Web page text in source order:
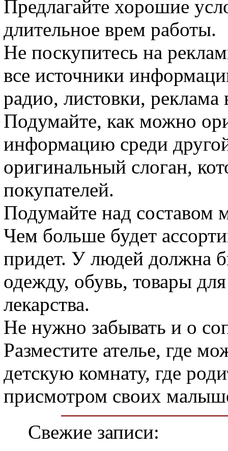
Предлагайте хорошие
длительное врем работы.
Не поскупитесь на
все источники
радио, листовки,
Подумайте, как можно
информацию среди
оригинальный слоган,
покупателей.
Подумайте над составом
Чем больше будет
придет. У людей должна
одежду, обувь, товары
лекарства.
Не нужно забывать и о
Разместите ателье, где
детскую комнату, где
присмотром своих
Свежие записи: